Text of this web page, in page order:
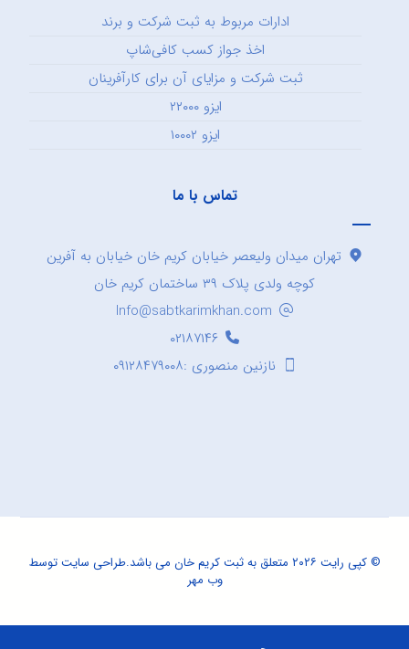
ادارات مربوط به ثبت شرکت و برند
اخذ جواز کسب کافی‌شاپ
ثبت شرکت و مزایای آن برای کارآفرینان
ایزو ۲۲۰۰۰
ایزو ۱۰۰۰۲
تماس با ما
تهران میدان ولیعصر خیابان کریم خان خیابان به آفرین
کوچه ولدی پلاک ۳۹ ساختمان کریم خان
Info@sabtkarimkhan.com
۰۲۱۸۷۱۴۶
نازنین منصوری :۰۹۱۲۸۴۷۹۰۰۸
© کپی رایت ۲۰۲۶ متعلق به ثبت کریم خان می باشد. طراحی سایتتوسط
وب مهر